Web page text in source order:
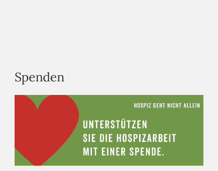
Spenden